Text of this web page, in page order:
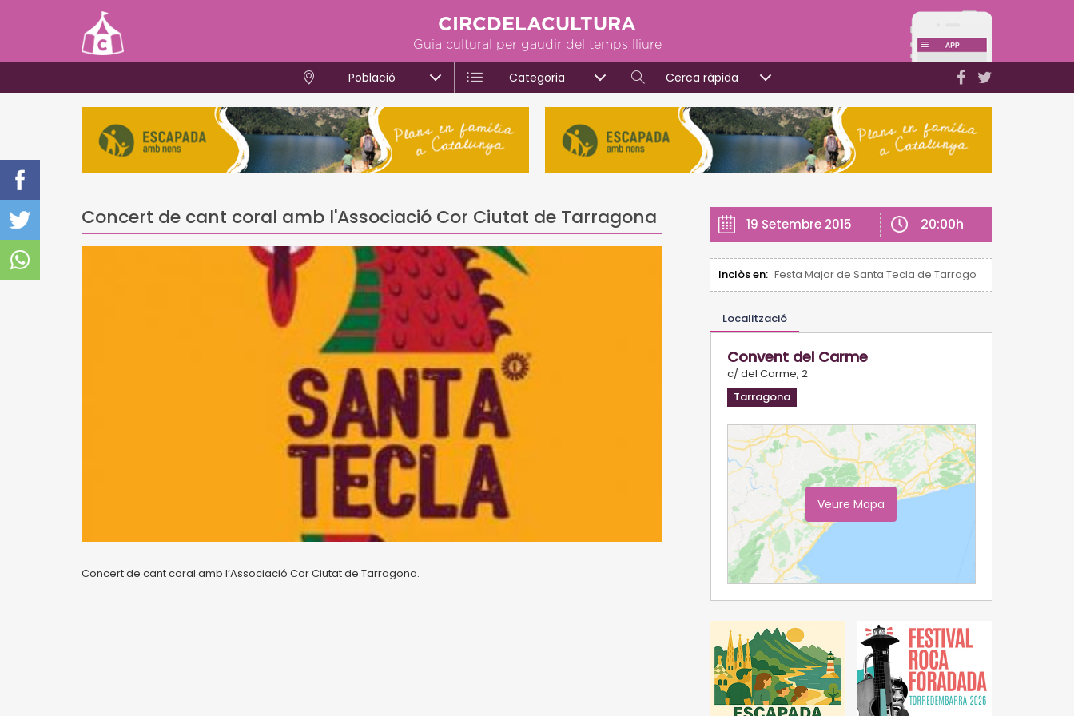
CIRCDELACULTURA
Guia cultural per gaudir del temps lliure
Població Categoria Cerca ràpida
Concert de cant coral amb l'Associació Cor Ciutat de Tarragona
Concert de cant coral amb l’Associació Cor Ciutat de Tarragona.
19 Setembre 2015 20:00h
Inclòs en: Festa Major de Santa Tecla de Tarragona
Localització
Convent del Carme
c/ del Carme, 2
Tarragona
Veure Mapa